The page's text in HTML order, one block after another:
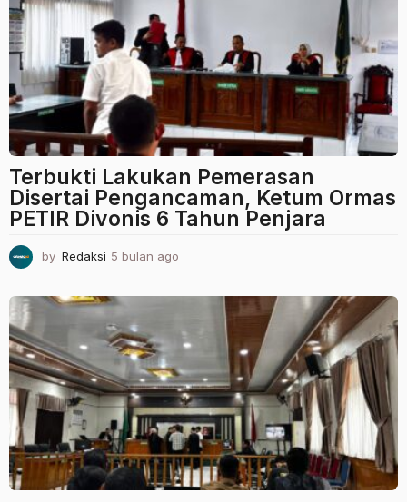
n
g
o
Terbukti Lakukan Pemerasan
Disertai Pengancaman, Ketum Ormas
PETIR Divonis 6 Tahun Penjara
by Redaksi 5 bulan ago
n
g
o